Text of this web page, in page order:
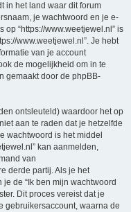
in het land waar dit forum
je wachtwoord en je e-
“https://www.weetjewel.nl” is
www.weetjewel.nl”. Je hebt
van je account
de mogelijkheid om in te
gemaakt door de phpBB-
ontsleuteld) waardoor het op
aan te raden dat je hetzelfde
wachtwoord is het middel
kan aanmelden,
van
derde partij. Als je het
de “Ik ben mijn wachtwoord
Dit proces vereist dat je
gebruikersaccount, waarna de